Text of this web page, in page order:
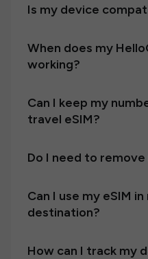
Is my device
When does my
working?
Can I keep my
travel eSIM?
Do I need to remove
Can I use my eSIM
destination?
How can I track my